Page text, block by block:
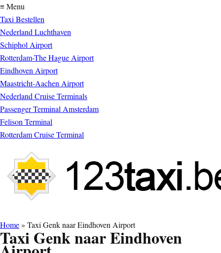
≡ Menu
Taxi Bestellen
Nederland Luchthaven
Schiphol Airport
Rotterdam-The Hague Airport
Eindhoven Airport
Maastricht-Aachen Airport
Nederland Cruise Terminals
Passenger Terminal Amsterdam
Felison Terminal
Rotterdam Cruise Terminal
Home» Taxi Genk naar Eindhoven Airport
Taxi Genk naar Eindhoven